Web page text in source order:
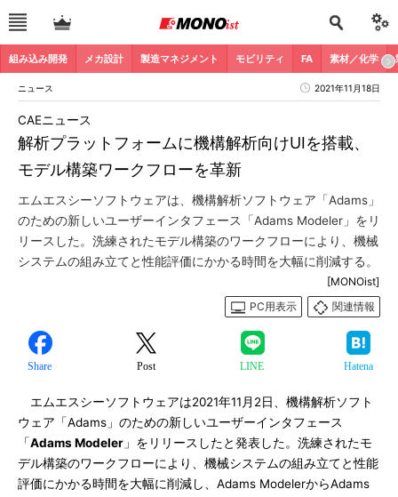
組み込み開発 メカ設計 製造マネジメント モビリティ FA 素材／化学
ニュース 2021年11月18日
解析プラットフォームに機構解析向けUIを搭載、
モデル構築ワークフローを革新
CAEニュース
エムエスシーソフトウェアは、機構解析ソフトウェア「Adams」
のための新しいユーザーインタフェース「Adams Modeler」をリ
リースした。洗練されたモデル構築のワークフローにより、機械
システムの組み立てと性能評価にかかる時間を大幅に削減する。
[MONOist]
PC用表示
関連情報
Share Post LINE Hatena
エムエスシーソフトウェアは2021年11月2日、機構解析ソフト
ウェア「Adams」のための新しいユーザーインタフェース
「Adams Modeler 」をリリースしたと発表した。洗練されたモ
デル構築のワークフローにより、機械システムの組み立てと性能
評価にかかる時間を大幅に削減し、Adams ModelerからAdams